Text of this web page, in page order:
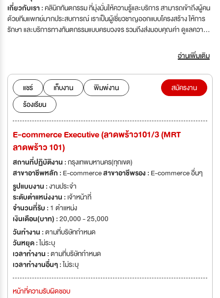
เกี่ยวกับเรา :คลินิกทันตกรรม ที่มุ่งมั่นให้ความรู้และบริการ สามารถเข้าถึงผู้คน
ด้วยทีมแพทย์มากประสบการณ์ เราเป็นผู้เชี่ยวชาญออกเเบบโครงสร้าง ให้การ
รักษา และบริการทางทันตกรรมแบบครบวงจร รวมถึงส่งมอบคุณค่า ดูแลความ
7 7. สาขาซีคอนสเเควร์ 8. สาขาสำโรง 9. สาขาเมืองทองธานี 10. สาขาปิ่นเกล้า
11. สาขาอ่อนนุช 12. สาขาวัชรพล 13. สาขาบางแค 14. สาขาพระราม 2 15.
สาขาห้วยขวาง 16. สาขาอโศก 17. สาขาท่าน้ำนนท์ เเละขยายสาขาอย่างต่อ
เนื่อง
อ่านเพิ่มเติม
แชร์ เก็บงาน
พิมพ์งาน
ร้องเรียน
สมัครงาน
E-commerce Executive (ลาดพร้าว101/3 (MRT
ลาดพร้าว 101)
สถานที่ปฏิบัติงาน :กรุงเทพมหานคร(ทุกเขต)
สาขาอาชีพหลัก : E-commerceสาขาอาชีพรอง : E-commerce อื่นๆ
รูปแบบงาน :งานประจำ
ระดับตำแหน่งงาน : เจ้าหน้าที่
จำนวนที่รับ : 1 ตำแหน่ง
เงินเดือน(บาท) :20,000 - 25,000
วันทำงาน :ตามที่บริษัทกำหนด
วันหยุด :ไม่ระบุ
เวลาทำงาน :ตามที่บริษัทกำหนด
เวลาทำงานอื่นๆ :ไม่ระบุ
หน้าที่ความรับผิดชอบ